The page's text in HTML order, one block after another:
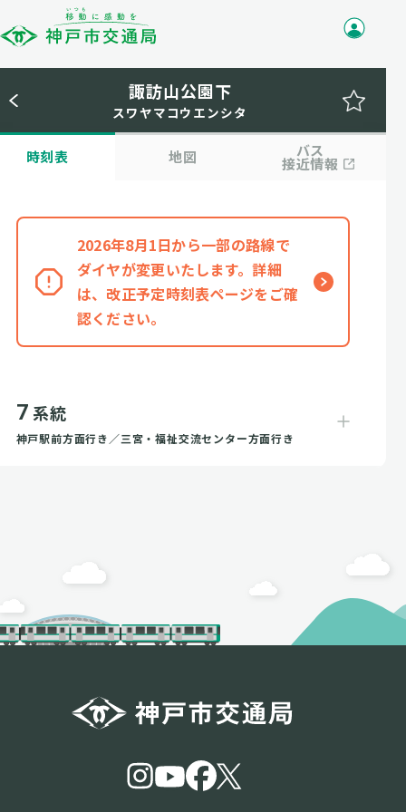
諏訪山公園下
スワヤマコウエンシタ
時刻表 地図 バス
接近情報
2026年8月1日から一部の路線で
ダイヤが変更いたします。詳細
は、改正予定時刻表ページをご確
認ください。
7 系統
神戸駅前方面行き／三宮・福祉交流センター方面行き